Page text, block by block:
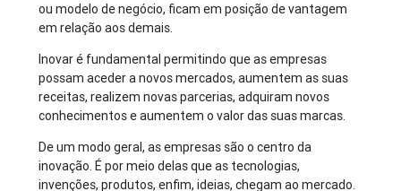
ou modelo de negócio, ficam em posição de vantagem
em relação aos demais.
Inovar é fundamental permitindo que as empresas
possam aceder a novos mercados, aumentem as suas
receitas, realizem novas parcerias, adquiram novos
conhecimentos e aumentem o valor das suas marcas.
De um modo geral, as empresas são o centro da
inovação. É por meio delas que as tecnologias,
invenções, produtos, enfim, ideias, chegam ao mercado.